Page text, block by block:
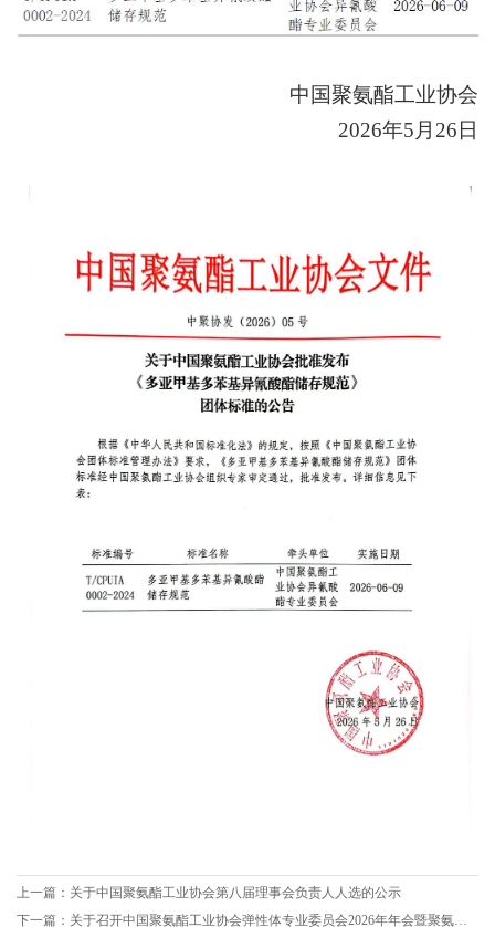
中国聚氨酯工业协会
2026年5月26日
上一篇：关于中国聚氨酯工业协会第八届理事会负责人人选的公示